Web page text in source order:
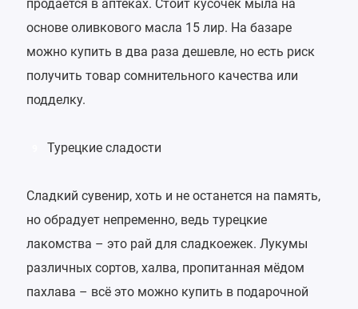
продаётся в аптеках. Стоит кусочек мыла на
основе оливкового масла 15 лир. На базаре
можно купить в два раза дешевле, но есть риск
получить товар сомнительного качества или
подделку.
Турецкие сладости
Сладкий сувенир, хоть и не останется на память,
но обрадует непременно, ведь турецкие
лакомства – это рай для сладкоежек. Лукумы
различных сортов, халва, пропитанная мёдом
пахлава – всё это можно купить в подарочной